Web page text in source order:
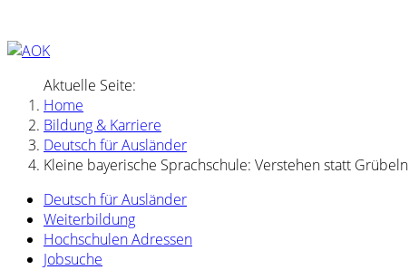
Aktuelle Seite:
Home
Bildung & Karriere
Deutsch für Ausländer
Kleine bayerische Sprachschule: Verstehen statt Grübeln
Deutsch für Ausländer
Weiterbildung
Hochschulen Adressen
Jobsuche